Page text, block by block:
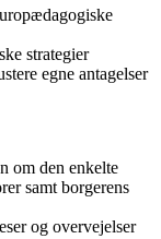
strategier
egne antagelser
om den enkelte
samt borgerens
og overvejelser